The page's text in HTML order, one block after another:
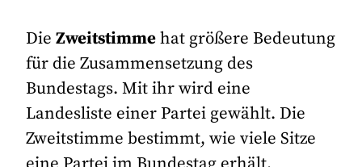
DieZweitstimmehat größere Bedeutung
für die Zusammensetzung des
Bundestags. Mit ihr wird eine
Landesliste einer Partei gewählt. Die
Zweitstimme bestimmt, wie viele Sitze